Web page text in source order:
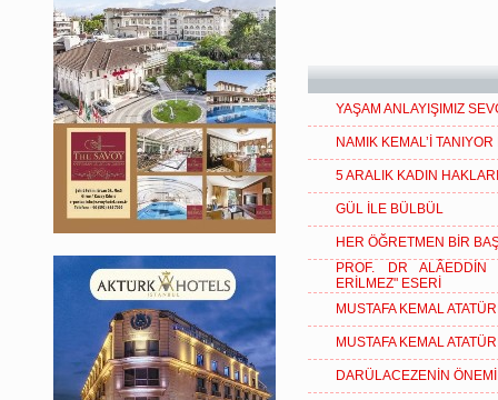
YAŞAM ANLAYIŞIMIZ
NAMIK KEMAL’İ
5 ARALIK KADIN
GÜL İLE BÜLBÜL
HER ÖĞRETMEN BİR
PROF. DR ALÂEDDİN
ERİLMEZ" ESERİ
MUSTAFA KEMAL
MUSTAFA KEMAL
DARÜLACEZENİN